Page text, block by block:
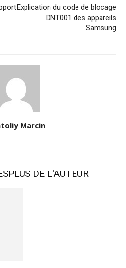
Explication du code de blocage
DNT001 des appareils
Samsung
Marcin
PLUS DE L'AUTEUR